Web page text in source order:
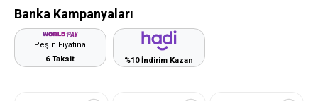
Banka Kampanyaları
Peşin Fiyatına
6 Taksit
%10 İndirim Kazan